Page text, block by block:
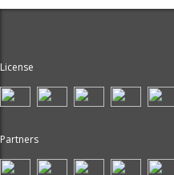
License
Partners